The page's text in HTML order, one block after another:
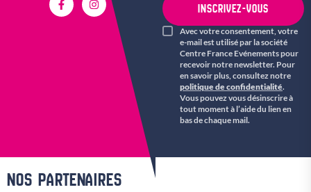
INSCRIVEZ-VOUS
Avec votre consentement, votre
e-mail est utilisé par la société
Centre France Evénements pour
recevoir notre newsletter. Pour
en savoir plus, consultez notre
politique de confidentialité.
Vous pouvez vous désinscrire à
tout moment à l’aide du lien en
bas de chaque mail.
NOS PARTENAIRES